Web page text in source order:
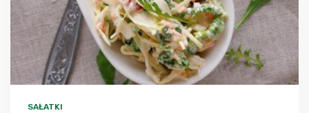
SAŁATKI